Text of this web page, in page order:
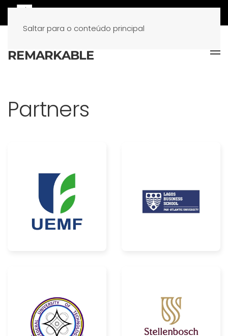
Saltar para o conteúdo principal
Partners